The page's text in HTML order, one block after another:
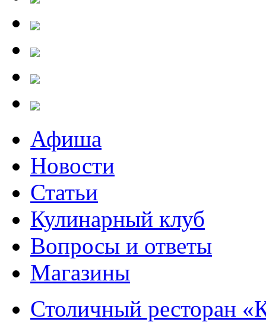
Афиша
Новости
Статьи
Кулинарный клуб
Вопросы и ответы
Магазины
Столичный ресторан